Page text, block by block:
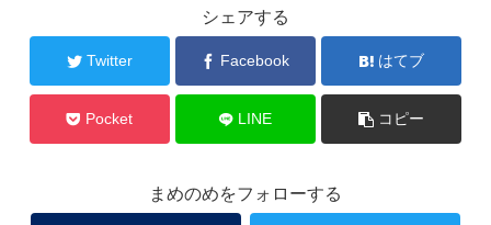
シェアする
Twitter Facebook はてブ
Pocket LINE コピー
まめのめをフォローする